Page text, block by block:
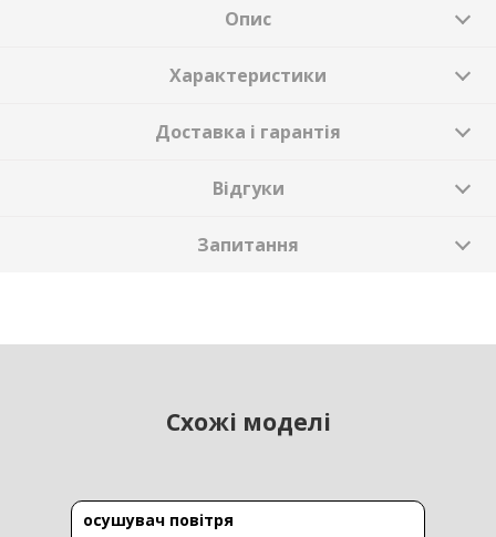
Опис
Характеристики
Доставка і гарантія
Відгуки
Запитання
Схожі моделі
осушувач повітря